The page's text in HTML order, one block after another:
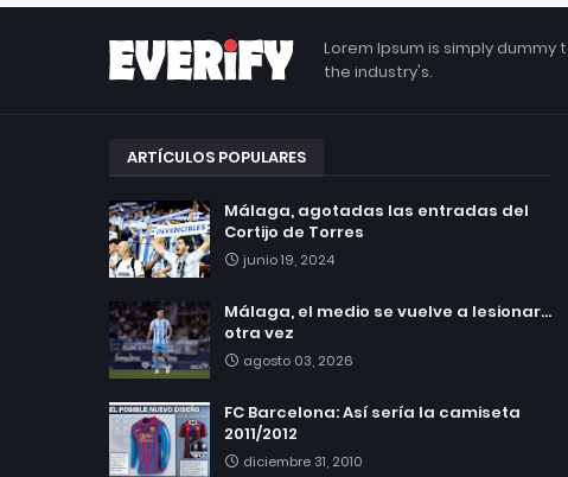
Lorem Ipsum is simply
the industry's.
ARTÍCULOS POPULARES
Málaga, agotadas las entradas del
Cortijo de Torres
junio 19, 2024
Málaga, el medio se vuelve a lesionar...
otra vez
agosto 03, 2026
FC Barcelona: Así sería la camiseta
2011/2012
diciembre 31, 2010